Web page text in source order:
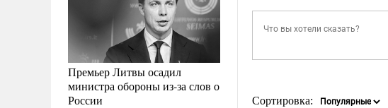
Премьер Литвы осадил
министра обороны из-за слов о
России
Сортировка: